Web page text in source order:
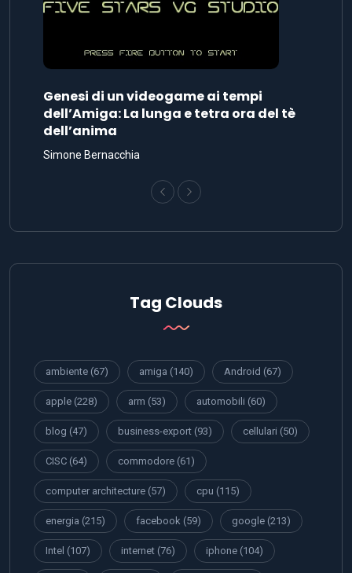
Genesi di un videogame ai tempi
dell’Amiga: La lunga e tetra ora del tè
dell’anima
Simone Bernacchia
Tag Clouds
ambiente (67) amiga (140) Android (67)
apple (228) arm (53) automobili (60)
blog (47) business-export (93) cellulari (50)
CISC (64) commodore (61)
computer architecture (57) cpu (115)
energia (215) facebook (59) google (213)
Intel (107) internet (76) iphone (104)